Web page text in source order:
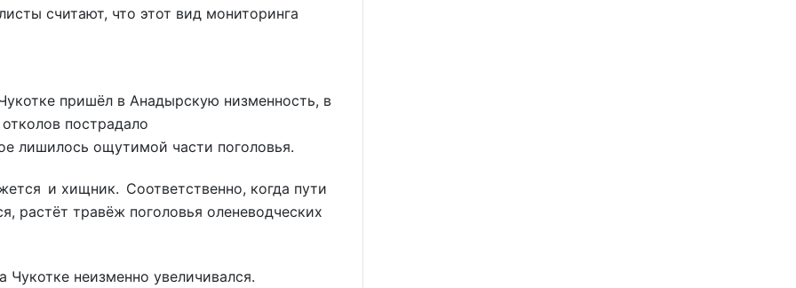
считают, что этот вид мониторинга
пришёл в Анадырскую низменность, в
пострадало
лишилось ощутимой части поголовья.
и хищник. Соответственно, когда пути
растёт травёж поголовья оленеводческих
Чукотке неизменно увеличивался.